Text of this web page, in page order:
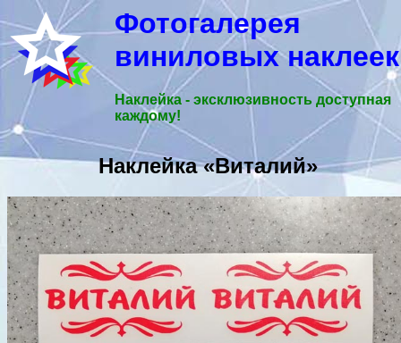
Фотогалерея
виниловых наклеек
Наклейка - эксклюзивность доступная
каждому!
Наклейка «Виталий»